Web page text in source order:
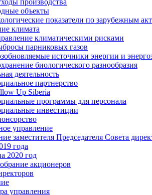
производства
объекты
показатели по зарубежным
климата
климатическими рисками
парниковых газов
источники энергии и
биологического разнообразия
деятельность
партнерство
Up Siberia
программы для персонала
инвестиции
управление
заместителя Председателя Совета
года
2020 год
акционеров
управления